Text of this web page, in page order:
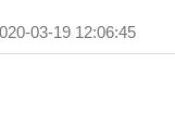
03-19 12:06:45